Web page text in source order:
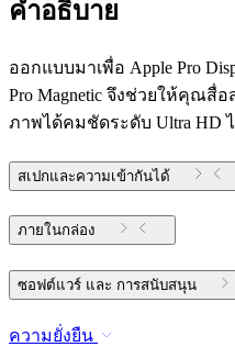
คำอธิบาย
ออกแบบมาเพื่อ Apple Pro
Pro Magnetic จึงช่วยให้คุณสื่
ภาพได้คมชัดระดับ Ultra HD
สเปกและความเข้ากันได้
ภายในกล่อง
ซอฟต์แวร์ และ การสนับสนุน
ความยั่งยืน